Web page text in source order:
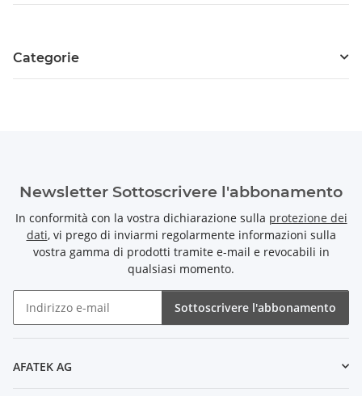
Categorie
Newsletter Sottoscrivere l'abbonamento
In conformità con la vostra dichiarazione sulla protezione dei
dati, vi prego di inviarmi regolarmente informazioni sulla
vostra gamma di prodotti tramite e-mail e revocabili in
qualsiasi momento.
Sottoscrivere l'abbonamento
AFATEK AG